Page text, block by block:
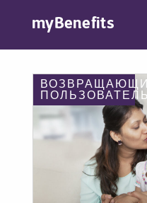
myBenefits
ПОЛЬЗОВАТЕЛЬ